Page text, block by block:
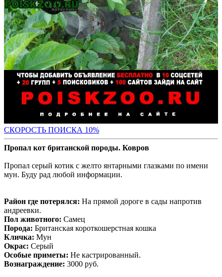
СКОРОСТЬ ПОИСКА 10%
Пропал кот британской породы. Ковров
Пропал серый котик с желто янтарными глазками по имени
мун. Буду рад любой информации.
Район где потерялся: На прямой дороге в сады напротив
андреевки.
Пол животного: Самец
Порода: Британская короткошерстная кошка
Кличка: Мун
Окрас: Серый
Особые приметы: Не кастрированный.
Вознаграждение: 3000 руб.